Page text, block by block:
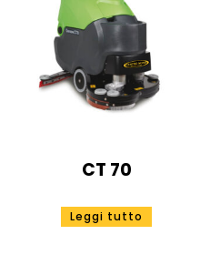
CT 70
Leggi tutto